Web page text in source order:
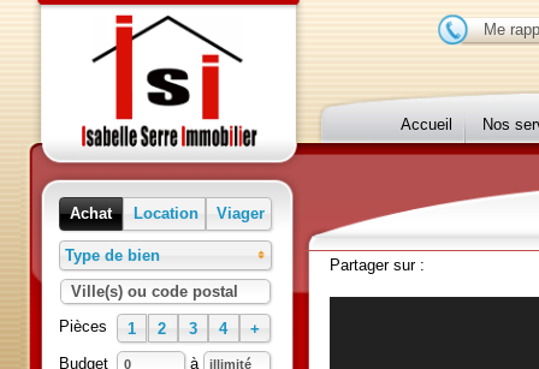
Me
Accueil Nos
Achat Location Viager
Type de bien
Ville(s) ou code postal
1 2 3 4
+
Partager sur :